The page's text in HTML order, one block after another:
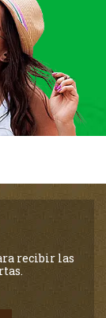
recibir las